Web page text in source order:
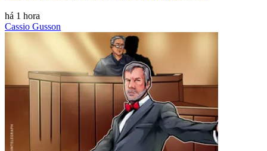
há 1 hora
Cassio Gusson